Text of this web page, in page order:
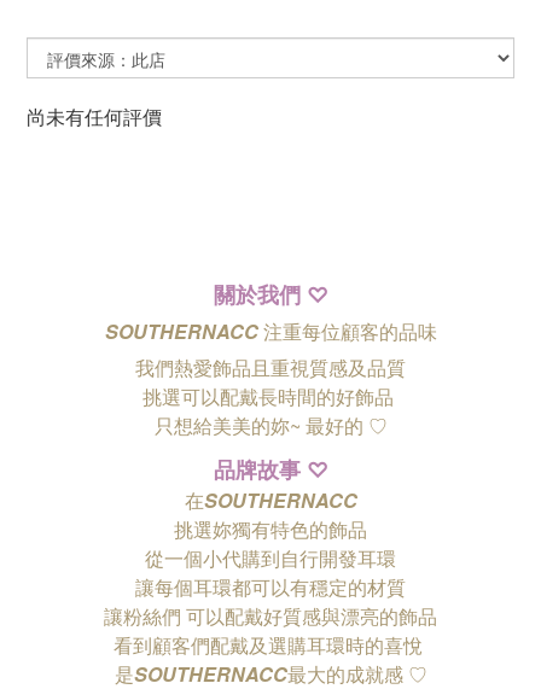
尚未有任何評價
關於我們 ♡
SOUTHERNACC注重每位顧客的品味
我們熱愛飾品且重視質感及品質
挑選可以配戴長時間的好飾品
只想給美美的妳~ 最好的 ♡
品牌故事 ♡
在SOUTHERNACC
挑選妳獨有特色的飾品
從一個小代購到自行開發耳環
讓每個耳環都可以有穩定的材質
讓粉絲們 可以配戴好質感與漂亮的飾品
看到顧客們配戴及選購耳環時的喜悅
是SOUTHERNACC最大的成就感 ♡